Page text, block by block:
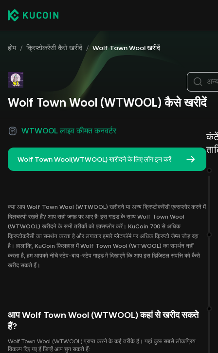
होम / क्रिप्टोकरेंसी कैसे खरीदें / Wolf Town Wool खरीदें
Wolf Town Wool (WTWOOL) कैसे खरीदें
WTWOOL लाइव कीमत कनवर्टर
Wolf Town Wool(WTWOOL) खरीदने के लिए लॉग इन करें
क्या आप Wolf Town Wool (WTWOOL) खरीदने या अन्य क्रिप्टोकरेंसी एक्सप्लोर करने में
दिलचस्पी रखते हैं? आप सही जगह पर आए है! इस गाइड के साथ Wolf Town Wool
(WTWOOL) खरीदने के सभी तरीकों को एक्सप्लोर करें। KuCoin 700 से अधिक
क्रिप्टोकरेंसी का समर्थन करता है और लगातार हमारे प्लेटफॉर्म पर अधिक क्रिप्टो जेम्स जोड़ रहा
है। हालांकि, KuCoin फ़िलहाल में Wolf Town Wool (WTWOOL) का समर्थन नहीं
करता है, हम आपको नीचे स्टेप-बाय-स्टेप गाइड में दिखाएंगे कि आप इस डिजिटल संपत्ति को कैसे
खरीद सकते हैं।
आप Wolf Town Wool (WTWOOL) कहां से खरीद सकते
हैं?
Wolf Town Wool (WTWOOL) प्राप्त करने के कई तरीके हैं। यहां कुछ सबसे लोकप्रिय
विकल्प दिए गए हैं जिन्हें आप चुन सकते हैं: